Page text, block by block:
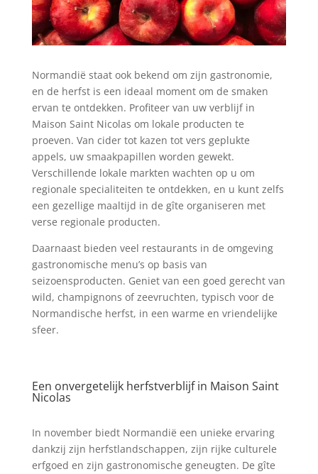
Normandië staat ook bekend om zijn gastronomie,
en de herfst is een ideaal moment om de smaken
ervan te ontdekken. Profiteer van uw verblijf in
Maison Saint Nicolas om lokale producten te
proeven. Van cider tot kazen tot vers geplukte
appels, uw smaakpapillen worden gewekt.
Verschillende lokale markten wachten op u om
regionale specialiteiten te ontdekken, en u kunt zelfs
een gezellige maaltijd in de gîte organiseren met
verse regionale producten.
Daarnaast bieden veel restaurants in de omgeving
gastronomische menu’s op basis van
seizoensproducten. Geniet van een goed gerecht van
wild, champignons of zeevruchten, typisch voor de
Normandische herfst, in een warme en vriendelijke
sfeer.
Een onvergetelijk herfstverblijf in Maison Saint
Nicolas
In november biedt Normandië een unieke ervaring
dankzij zijn herfstlandschappen, zijn rijke culturele
erfgoed en zijn gastronomische geneugten. De gîte